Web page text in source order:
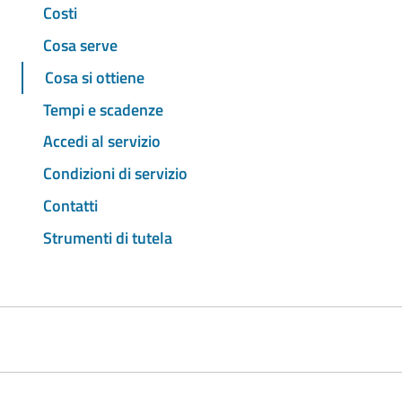
Costi
Cosa serve
Cosa si ottiene
Tempi e scadenze
Accedi al servizio
Condizioni di servizio
Contatti
Strumenti di tutela